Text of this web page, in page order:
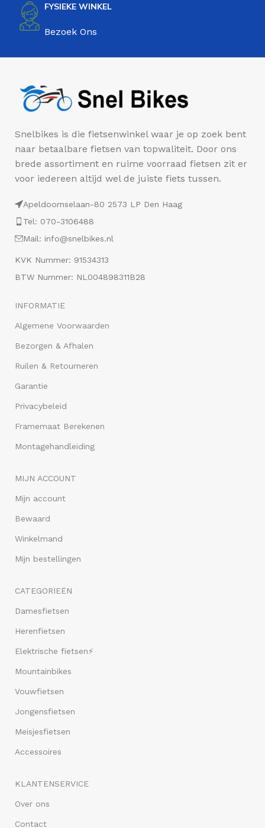
FYSIEKE WINKEL
Bezoek Ons
Snelbikes is die fietsenwinkel waar je op zoek bent
naar betaalbare fietsen van topwaliteit. Door ons
brede assortiment en ruime voorraad fietsen zit er
voor iedereen altijd wel de juiste fiets tussen.
Apeldoornselaan-80 2573 LP Den Haag
Tel: 070-3106488
Mail: info@snelbikes.nl
KVK Nummer: 91534313
BTW Nummer: NL004898311B28
INFORMATIE
Algemene Voorwaarden
Bezorgen & Afhalen
Ruilen & Retourneren
Garantie
Privacybeleid
Framemaat Berekenen
Montagehandleiding
MIJN ACCOUNT
Mijn account
Bewaard
Winkelmand
Mijn bestellingen
CATEGORIEËN
Damesfietsen
Herenfietsen
Elektrische fietsen⚡
Mountainbikes
Vouwfietsen
Jongensfietsen
Meisjesfietsen
Accessoires
KLANTENSERVICE
Over ons
Contact